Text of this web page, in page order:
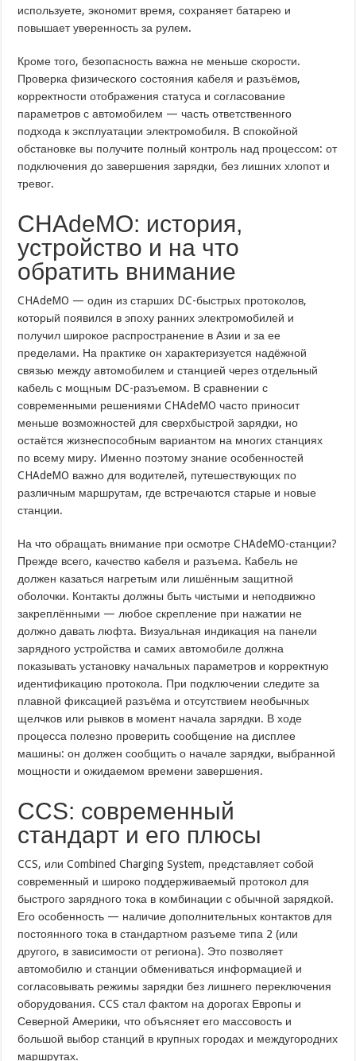
используете, экономит время, сохраняет батарею и
повышает уверенность за рулем.
Кроме того, безопасность важна не меньше скорости.
Проверка физического состояния кабеля и разъёмов,
корректности отображения статуса и согласование
параметров с автомобилем — часть ответственного
подхода к эксплуатации электромобиля. В спокойной
обстановке вы получите полный контроль над процессом: от
подключения до завершения зарядки, без лишних хлопот и
тревог.
CHAdeMO: история,
устройство и на что
обратить внимание
CHAdeMO — один из старших DC-быстрых протоколов,
который появился в эпоху ранних электромобилей и
получил широкое распространение в Азии и за ее
пределами. На практике он характеризуется надёжной
связью между автомобилем и станцией через отдельный
кабель с мощным DC-разъемом. В сравнении с
современными решениями CHAdeMO часто приносит
меньше возможностей для сверхбыстрой зарядки, но
остаётся жизнеспособным вариантом на многих станциях
по всему миру. Именно поэтому знание особенностей
CHAdeMO важно для водителей, путешествующих по
различным маршрутам, где встречаются старые и новые
станции.
На что обращать внимание при осмотре CHAdeMO-станции?
Прежде всего, качество кабеля и разъема. Кабель не
должен казаться нагретым или лишённым защитной
оболочки. Контакты должны быть чистыми и неподвижно
закреплёнными — любое скрепление при нажатии не
должно давать люфта. Визуальная индикация на панели
зарядного устройства и самих автомобиле должна
показывать установку начальных параметров и корректную
идентификацию протокола. При подключении следите за
плавной фиксацией разъёма и отсутствием необычных
щелчков или рывков в момент начала зарядки. В ходе
процесса полезно проверить сообщение на дисплее
машины: он должен сообщить о начале зарядки, выбранной
мощности и ожидаемом времени завершения.
CCS: современный
стандарт и его плюсы
CCS, или Combined Charging System, представляет собой
современный и широко поддерживаемый протокол для
быстрого зарядного тока в комбинации с обычной зарядкой.
Его особенность — наличие дополнительных контактов для
постоянного тока в стандартном разъеме типа 2 (или
другого, в зависимости от региона). Это позволяет
автомобилю и станции обмениваться информацией и
согласовывать режимы зарядки без лишнего переключения
оборудования. CCS стал фактом на дорогах Европы и
Северной Америки, что объясняет его массовость и
большой выбор станций в крупных городах и междугородних
маршрутах.